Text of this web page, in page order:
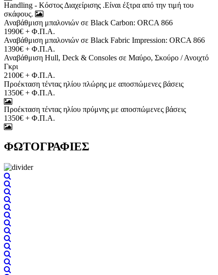
Handling - Κόστος Διαχείρισης .Είναι έξτρα από την τιμή του
σκάφους.
Αναβάθμιση μπαλονιών σε Black Carbon: ORCA 866
1990€ + Φ.Π.Α.
Αναβάθμιση μπαλονιών σε Black Fabric Impression: ORCA 866
1390€ + Φ.Π.Α.
Αναβάθμιση Hull, Deck & Consoles σε Μαύρο, Σκούρο / Ανοιχτό
Γκρι
2100€ + Φ.Π.Α.
Προέκταση τέντας ηλίου πλώρης με αποσπώμενες βάσεις
1350€ + Φ.Π.Α.
Προέκταση τέντας ηλίου πρύμνης με αποσπώμενες βάσεις
1350€ + Φ.Π.Α.
ΦΩΤΟΓΡΑΦΙΕΣ